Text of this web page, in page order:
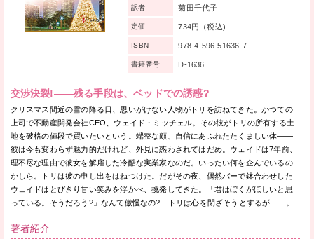
交渉決裂!——残る手段は、ベッドでの誘惑?
クリスマス間近の雪の降る日、思いがけない人物がトリを訪ねてきた。かつての
上司で不動産開発会社CEO、ウェイド・ミッチェル。その彼がトリの所有する土
地を破格の値段で買いたいという。端整な顔、自信にあふれたたくましい体——
彼は今も変わらず魅力的だけれど、外見に惑わされてはだめ。ウェイドは7年前、
理不尽な理由で彼女を解雇した冷酷な実業家なのだ。いったい何を企んでいるの
かしら。トリは彼の申し出をはねつけた。だがその夜、偶然バーで鉢合わせした
ウェイドはとびきり甘い笑みを浮かべ、挑発してきた。「君はぼくがほしいと思
っている。そうだろう?」なんて傲慢なの? トリは心を閉ざそうとするが……。
訳者 菊田千代子
定価 734円（税込)
ISBN 978-4-596-51636-7
書籍番号 D-1636
著者紹介